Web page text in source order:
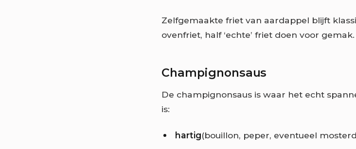
Zelfgemaakte friet van aardappel blijft
ovenfriet, half ‘echte’ friet doen voor gemak.
Champignonsaus
De champignonsaus is waar het echt
is:
hartig(bouillon, peper, eventueel